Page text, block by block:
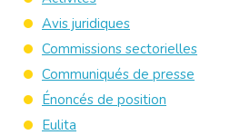
Avis juridiques
Commissions sectorielles
Communiqués de presse
Énoncés de position
Eulita